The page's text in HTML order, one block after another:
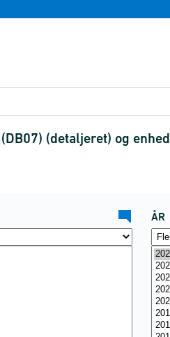
(detaljeret) og enhed
ÅR